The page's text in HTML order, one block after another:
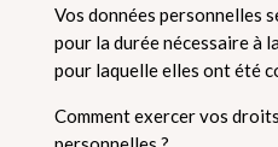
Vos données personnelles
pour la durée nécessaire à
pour laquelle elles ont été
Comment exercer vos